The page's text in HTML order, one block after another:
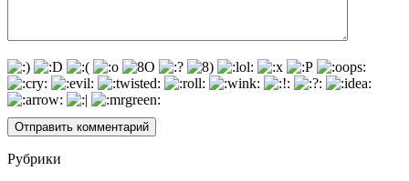
Рубрики